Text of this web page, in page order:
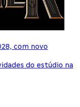
com novo
do estúdio na